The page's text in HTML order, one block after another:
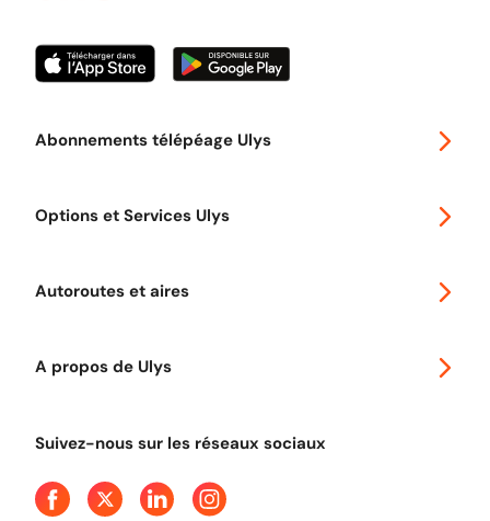
Abonnements télépéage Ulys
Options et Services Ulys
Autoroutes et aires
A propos de Ulys
Presse
Suivez-nous sur les réseaux sociaux